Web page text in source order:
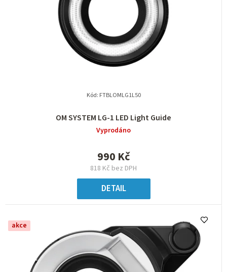
OM SYSTEM LG-1 LED Light Guide
Vyprodáno
818 Kč bez DPH
990 Kč
DETAIL
Kód: FTBLOMLG1L50
akce